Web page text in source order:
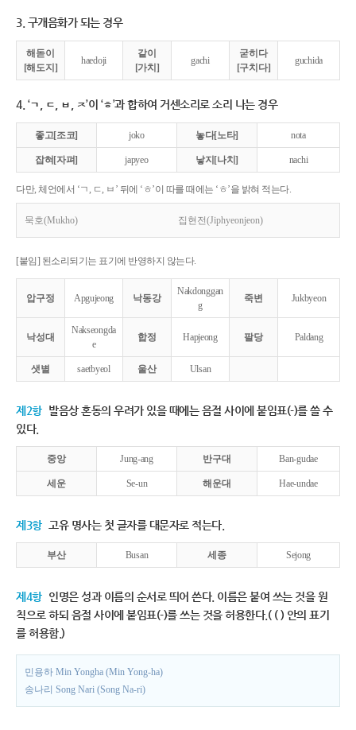
3. 구개음화가 되는 경우
해돋이
[해도지]
haedoji
같이
[가치]
gachi
굳히다
[구치다]
guchida
4. ‘ㄱ, ㄷ, ㅂ, ㅈ’이 ‘ㅎ’과 합하여 거센소리로 소리 나는 경우
좋고[조코] joko 놓다[노타] nota
잡혀[자펴] japyeo 낳지[나치] nachi
다만, 체언에서 ‘ㄱ, ㄷ, ㅂ’ 뒤에 ‘ㅎ’이 따를 때에는 ‘ㅎ’을 밝혀 적는다.
묵호(Mukho) 집현전(Jiphyeonjeon)
[붙임] 된소리되기는 표기에 반영하지 않는다.
압구정 Apgujeong 낙동강
Nakdonggan
g
죽변 Jukbyeon
낙성대
Nakseongda
e
합정 Hapjeong 팔당 Paldang
샛별 saetbyeol 울산 Ulsan
제2항 발음상 혼동의 우려가 있을 때에는 음절 사이에 붙임표(-)를 쓸 수
있다.
중앙 Jung-ang 반구대 Ban-gudae
세운 Se-un 해운대 Hae-undae
제3항 고유 명사는 첫 글자를 대문자로 적는다.
부산 Busan 세종 Sejong
제4항 인명은 성과 이름의 순서로 띄어 쓴다. 이름은 붙여 쓰는 것을 원
칙으로 하되 음절 사이에 붙임표(-)를 쓰는 것을 허용한다.( ( ) 안의 표기
를 허용함.)
민용하 Min Yongha (Min Yong-ha)
송나리 Song Nari (Song Na-ri)